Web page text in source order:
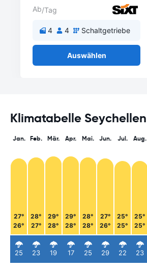
Ab/Tag
4 4 Schaltgetriebe
Auswählen
Klimatabelle Seychellen
Jan.
27°
26°
25
Feb.
28°
27°
23
Mär.
29°
28°
19
Apr.
29°
28°
17
Mai.
28°
28°
25
Jun.
27°
26°
29
Jul.
25°
25°
22
Aug.
25°
25°
23